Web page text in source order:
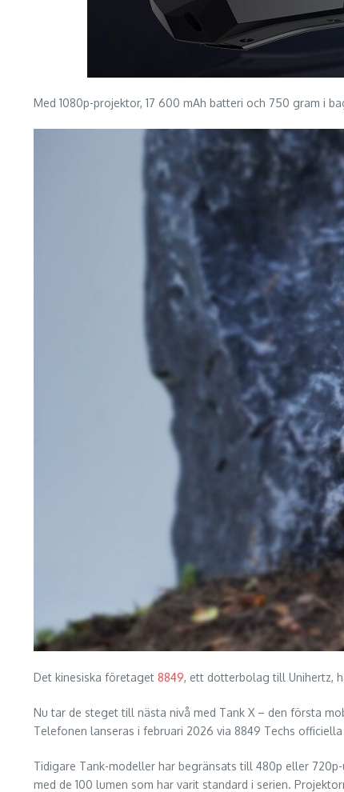
Med 1080p-projektor, 17 600 mAh batteri och 750 gram i
Det kinesiska företaget 8849, ett dotterbolag till Unihertz,
Nu tar de steget till nästa nivå med Tank X – den första
Telefonen lanseras i februari 2026 via 8849 Techs officiella
Tidigare Tank-modeller har begränsats till 480p eller
med de 100 lumen som har varit standard i serien.